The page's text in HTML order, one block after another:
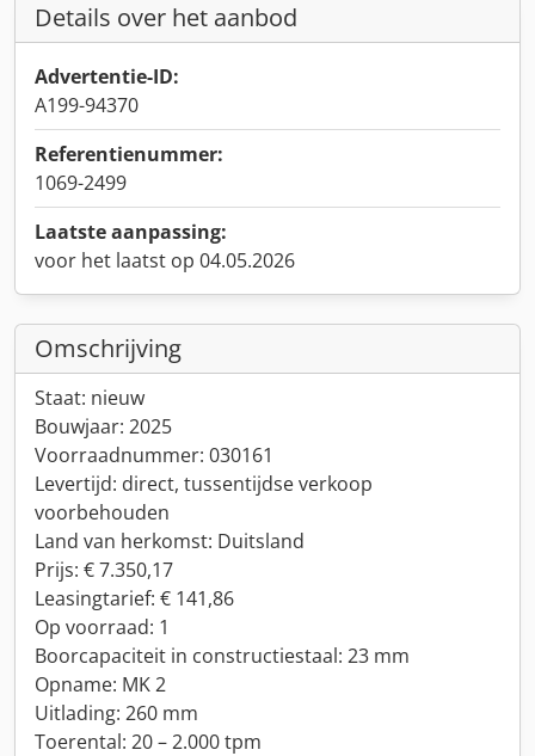
Details over het aanbod
Advertentie-ID:
A199-94370
Referentienummer:
1069-2499
Laatste aanpassing:
voor het laatst op 04.05.2026
Omschrijving
Staat: nieuw
Bouwjaar: 2025
Voorraadnummer: 030161
Levertijd: direct, tussentijdse verkoop
voorbehouden
Land van herkomst: Duitsland
Prijs: € 7.350,17
Leasingtarief: € 141,86
Op voorraad: 1
Boorcapaciteit in constructiestaal: 23 mm
Opname: MK 2
Uitlading: 260 mm
Toerental: 20 – 2.000 tpm